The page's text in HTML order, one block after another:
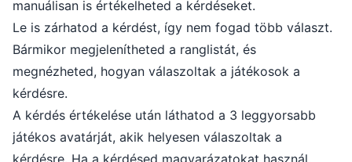
manuálisan is értékelheted a kérdéseket.
Le is zárhatod a kérdést, így nem fogad több választ.
Bármikor megjelenítheted a ranglistát, és
megnézheted, hogyan válaszoltak a játékosok a
kérdésre.
A kérdés értékelése után láthatod a 3 leggyorsabb
játékos avatárját, akik helyesen válaszoltak a
kérdésre. Ha a kérdésed magyarázatokat használ,